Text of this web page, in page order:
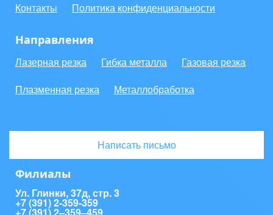
Контакты
Политика конфиденциальности
Направления
Лазерная резка Гибка металла
Газовая резка
Плазменная резка
Металлобработка
Написать письмо
Филиалы
Ул. Глинки, 37д, стр. 3
+7 (391) 2-359-359